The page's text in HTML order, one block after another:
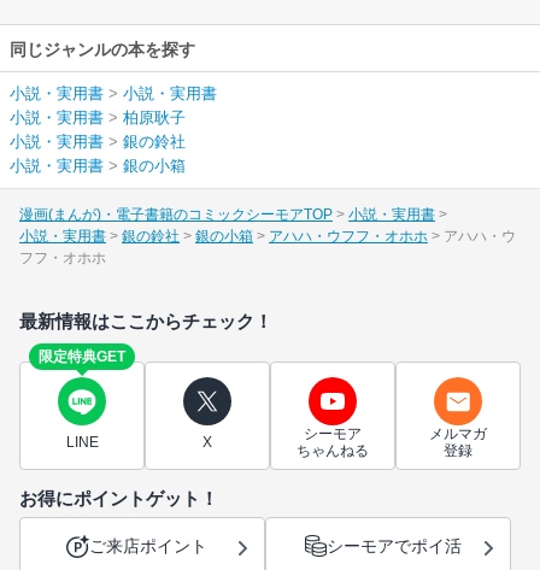
同じジャンルの本を探す
小説・実用書 > 小説・実用書
小説・実用書 > 柏原耿子
小説・実用書 > 銀の鈴社
小説・実用書 > 銀の小箱
漫画(まんが)・電子書籍のコミックシーモアTOP
小説・実用書
小説・実用書
銀の鈴社 銀の小箱 アハハ・ウフフ・オホホ
アハハ・ウ
フフ・オホホ
最新情報はここからチェック！
限定特典GET
LINE X
シーモア
ちゃんねる
メルマガ
登録
お得にポイントゲット！
ご来店ポイント シーモアでポイ活